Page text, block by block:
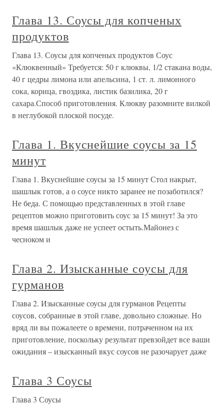
Глава 13. Соусы для копченых
продуктов
Глава 13. Соусы для копченых продуктов Соус
«Клюквенный» Требуется: 50 г клюквы, 1/2 стакана воды,
40 г цедры лимона или апельсина, 1 ст. л. лимонного
сока, корица, гвоздика, листик базилика, 20 г
сахара.Способ приготовления. Клюкву разомните вилкой
в неглубокой плоской посуде.
Глава 1. Вкуснейшие соусы за 15
минут
Глава 1. Вкуснейшие соусы за 15 минут Стол накрыт,
шашлык готов, а о соусе никто заранее не позаботился?
Не беда. С помощью представленных в этой главе
рецептов можно приготовить соус за 15 минут! За это
время шашлык даже не успеет остыть.Майонез с
чесноком и
Глава 2. Изысканные соусы для
гурманов
Глава 2. Изысканные соусы для гурманов Рецепты
соусов, собранные в этой главе, довольно сложные. Но
вряд ли вы пожалеете о времени, потраченном на их
приготовление, поскольку результат превзойдет все ваши
ожидания – изысканный вкус соусов не разочарует даже
Глава 3 Соусы
Глава 3 Соусы